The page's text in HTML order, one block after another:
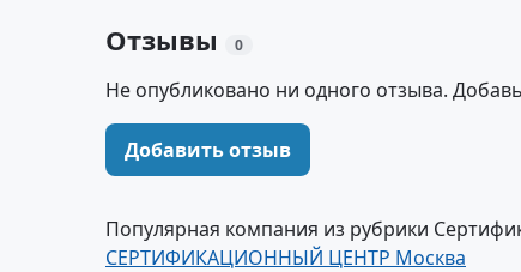
Отзывы 0
Не опубликовано ни одного отзыва.
Добавить отзыв
Популярная компания из рубрики
СЕРТИФИКАЦИОННЫЙ ЦЕНТР Москва